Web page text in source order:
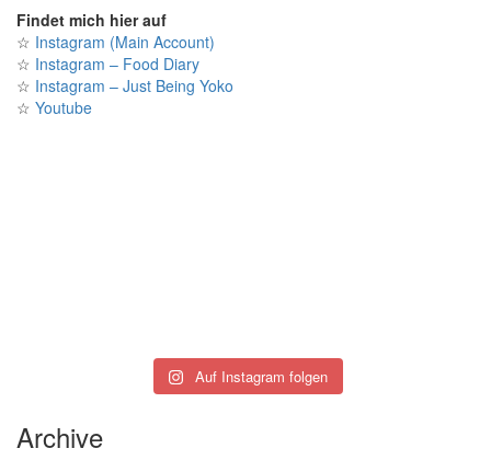
Findet mich hier auf
☆ Instagram (Main Account)
☆ Instagram – Food Diary
☆ Instagram – Just Being Yoko
☆ Youtube
Auf Instagram folgen
Archive